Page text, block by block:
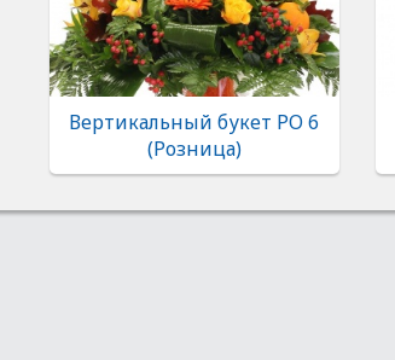
Вертикальный букет РО 6
(Розница)